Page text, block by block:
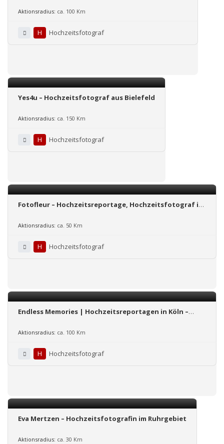
Aktionsradius: ca. 100 Km
H Hochzeitsfotograf
Yes4u – Hochzeitsfotograf aus Bielefeld
Aktionsradius: ca. 150 Km
H Hochzeitsfotograf
Fotofleur – Hochzeitsreportage, Hochzeitsfotograf in
Aktionsradius: ca. 50 Km
H Hochzeitsfotograf
Endless Memories | Hochzeitsreportagen in Köln –
Aktionsradius: ca. 100 Km
H Hochzeitsfotograf
Eva Mertzen – Hochzeitsfotografin im Ruhrgebiet
Aktionsradius: ca. 30 Km